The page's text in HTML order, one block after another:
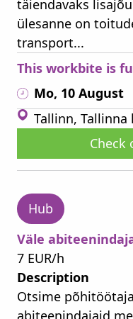
täiendavaks
ülesanne on
transport...
This workbite is
Mo, 10 August
Tallinn, Tallinna
Check
Hub
Väle
7 EUR/h
Description
Otsime
abiteenindajaid